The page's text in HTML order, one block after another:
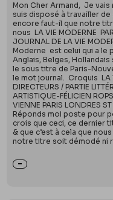
Mon Cher Armand, Je vais
suis disposé à travailler de
encore faut-il que notre
nous LA VIE MODERNE
JOURNAL DE LA VIE
Moderne est celui qui a le
Anglais, Belges,
le sous titre de Paris-
le mot journal. Croquis LA
DIRECTEURS / PARTIE
ARTISTIQUE-FÉLICIEN
VIENNE PARIS LONDRES
Réponds moi poste pour
crois que ceci, ce dernier
& que c’est à cela que
notre titre soit démodé ni